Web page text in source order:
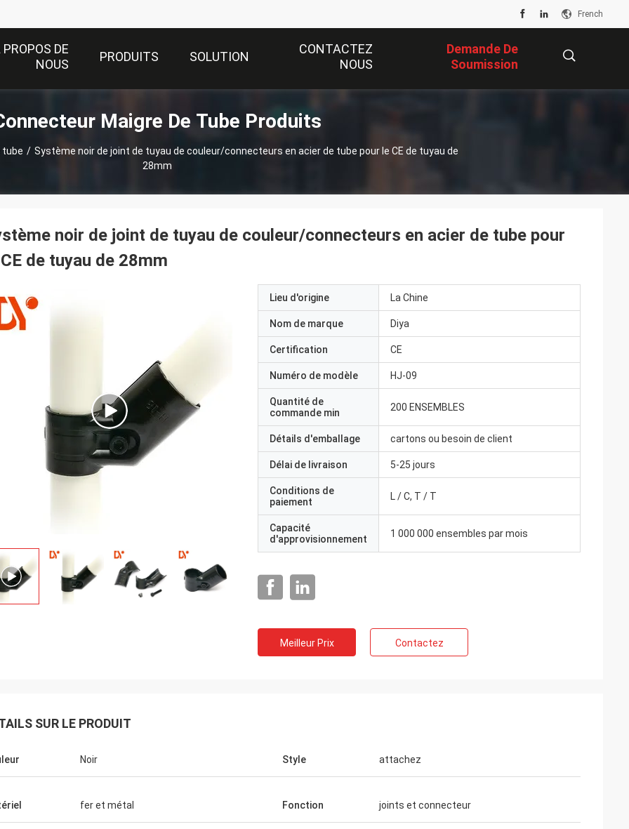
French
PROPOS DE
NOUS
PRODUITS SOLUTION
CONTACTEZ
NOUS
Demande De
Soumission
Maigre De Tube Produits
tube / Système noir de joint de tuyau de couleur/connecteurs en acier de tube pour le CE de tuyau de
28mm
Moteurs de Geely
qualité.
mètres 2808 de tube maigre, couleur ene
et chaude.
noir de joint de tuyau de couleur/connecteurs en acier de tube pour
CE de tuyau de 28mm
Lieu d'origine La Chine
Nom de marque Diya
Certification CE
Numéro de modèle HJ-09
Quantité de
commande min
200 ENSEMBLES
Détails d'emballage cartons ou besoin de client
Délai de livraison 5-25 jours
Conditions de
paiement
L / C, T / T
Capacité
d'approvisionnement
1 000 000 ensembles par mois
Meilleur Prix Contactez
SUR LE PRODUIT
Noir Style attachez
fer et métal Fonction joints et connecteur